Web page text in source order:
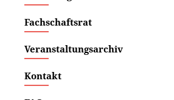
Fachschaftsrat
Veranstaltungsarchiv
Kontakt